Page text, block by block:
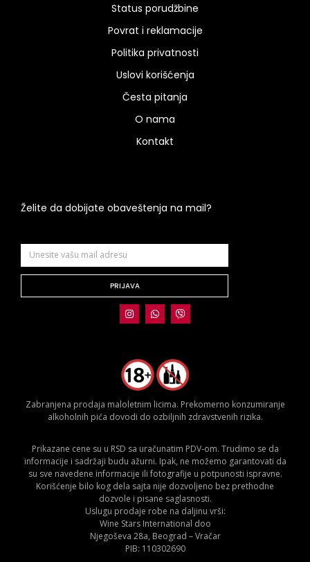
Status porudžbine
Povrat i reklamacije
Politika privatnosti
Uslovi korišćenja
Česta pitanja
O nama
Kontakt
Želite da dobijate obaveštenja na mail?
PRIJAVA
Zabranjena prodaja maloletnim licima. Prekomerno konzumiranje
alkoholnih pića dovodi do ozbiljnih zdravstvenih rizika.
Prikazane cene su u RSD sa uračunatim PDV-om. Trudimo se da
informacije i sadržaji budu ažurni. Ipak, ne možemo garantovati da
su sve navedene informacije ili fotografije u potpunosti ispravne.
Korišćenje bilo kog dela sajta nije dozvoljeno bez prethodne
dozvole i pisane saglasnosti.
Uslugu prodaje robe na daljinu vrši:
Wine Stars International doo
Njegoševa 28a, Beograd – Vračar
PIB: 110302690